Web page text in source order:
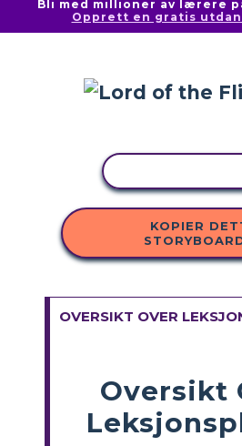
Bli med millioner av lærere
Opprett en gratis
KOPIER
OVERSIKT OVER
Oversikt